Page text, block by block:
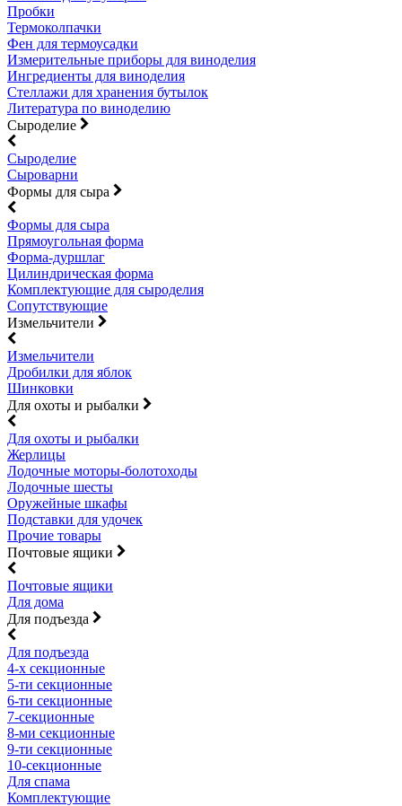
Пробки
Термоколпачки
Фен для термоусадки
Измерительные приборы для виноделия
Ингредиенты для виноделия
Стеллажи для хранения бутылок
Литература по виноделию
Сыроделие
Сыроделие
Сыроварни
Формы для сыра
Формы для сыра
Прямоугольная форма
Форма-дуршлаг
Цилиндрическая форма
Комплектующие для сыроделия
Сопутствующие
Измельчители
Измельчители
Дробилки для яблок
Шинковки
Для охоты и рыбалки
Для охоты и рыбалки
Жерлицы
Лодочные моторы-болотоходы
Лодочные шесты
Оружейные шкафы
Подставки для удочек
Прочие товары
Почтовые ящики
Почтовые ящики
Для дома
Для подъезда
Для подъезда
4-х секционные
5-ти секционные
6-ти секционные
7-секционные
8-ми секционные
9-ти секционные
10-секционные
Для спама
Комплектующие